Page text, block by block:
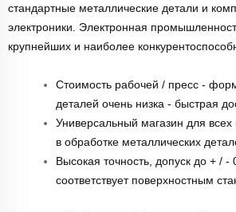
стандартные металлические детали и
электроники. Электронная
крупнейших и наиболее
Стоимость рабочей / пресс -
деталей очень низка - быстрая
Универсальный магазин для
в обработке металлических
Высокая точность, допуск до + / -
соответствует поверхностным